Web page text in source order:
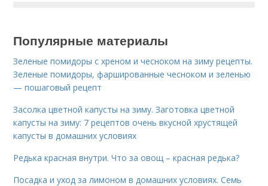
Популярные материалы
Зеленые помидоры с хреном и чесноком на зиму рецепты.
Зеленые помидоры, фаршированные чесноком и зеленью
— пошаговый рецепт
Засолка цветной капусты на зиму. Заготовка цветной
капусты на зиму: 7 рецептов очень вкусной хрустящей
капусты в домашних условиях
Редька красная внутри. Что за овощ – красная редька?
Посадка и уход за лимоном в домашних условиях. Семь